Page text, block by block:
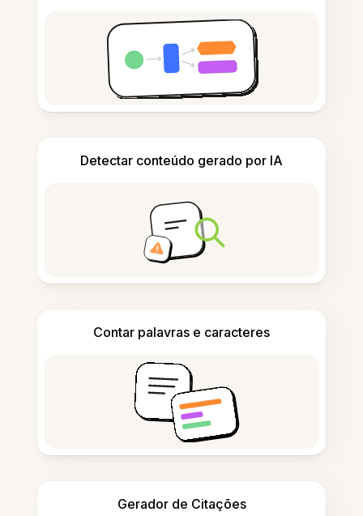
Detectar conteúdo gerado por IA
Contar palavras e caracteres
Gerador de Citações